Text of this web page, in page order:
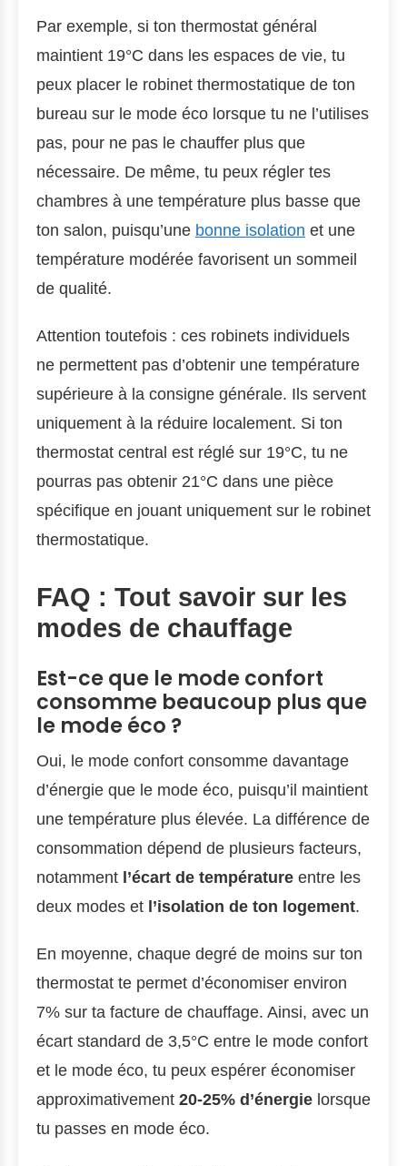
Par exemple, si ton thermostat général
maintient 19°C dans les espaces de vie, tu
peux placer le robinet thermostatique de ton
bureau sur le mode éco lorsque tu ne l’utilises
pas, pour ne pas le chauffer plus que
nécessaire. De même, tu peux régler tes
chambres à une température plus basse que
ton salon, puisqu’une bonne isolation et une
température modérée favorisent un sommeil
de qualité.
Attention toutefois : ces robinets individuels
ne permettent pas d’obtenir une température
supérieure à la consigne générale. Ils servent
uniquement à la réduire localement. Si ton
thermostat central est réglé sur 19°C, tu ne
pourras pas obtenir 21°C dans une pièce
spécifique en jouant uniquement sur le robinet
thermostatique.
FAQ : Tout savoir sur les
modes de chauffage
Est-ce que le mode confort
consomme beaucoup plus que
le mode éco ?
Oui, le mode confort consomme davantage
d’énergie que le mode éco, puisqu’il maintient
une température plus élevée. La différence de
consommation dépend de plusieurs facteurs,
notamment l’écart de température entre les
deux modes et l’isolation de ton logement.
En moyenne, chaque degré de moins sur ton
thermostat te permet d’économiser environ
7% sur ta facture de chauffage. Ainsi, avec un
écart standard de 3,5°C entre le mode confort
et le mode éco, tu peux espérer économiser
approximativement 20-25% d’énergie lorsque
tu passes en mode éco.